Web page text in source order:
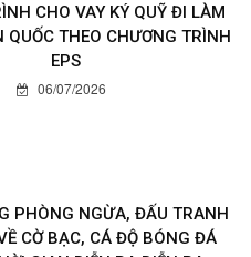
CHO VAY KÝ QUỸ ĐI LÀM
QUỐC THEO CHƯƠNG TRÌNH
EPS
06/07/2026
PHÒNG NGỪA, ĐẤU TRANH
CỜ BẠC, CÁ ĐỘ BÓNG ĐÁ